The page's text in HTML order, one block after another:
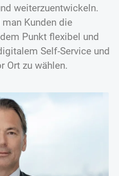
weiterzuentwickeln.
Kunden die
Punkt flexibel und
Self-Service und
Ort zu wählen.